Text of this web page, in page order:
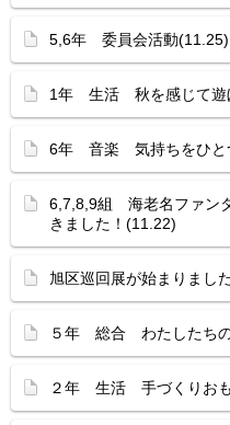
5,6年 委員会活動(11.25)
1年 生活 秋を感じて遊
6年 音楽 気持ちをひと
6,7,8,9組 海老名ファン
きました！(11.22)
旭区巡回展が始まりまし
５年 総合 わたしたち
２年 生活 手づくりお